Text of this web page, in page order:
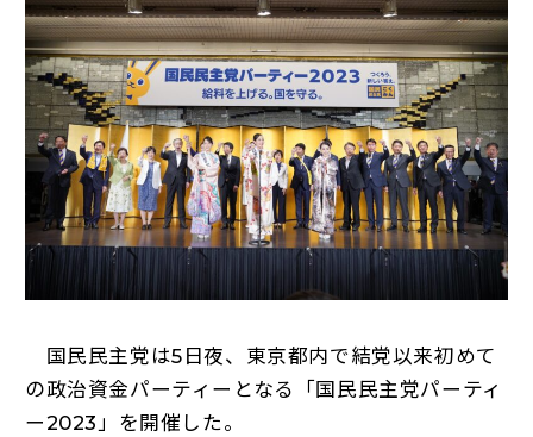
こくみんオンラインスクール（新しいタブで開く）
国民民主党学生部（新しいタブで開く）
二次創作ガイドライン（新しいタブで開く）
プライバシーポリシー
特定商取引法に基づく表記
国民民主党は5日夜、東京都内で結党以来初めて
の政治資金パーティーとなる「国民民主党パーティ
ー2023」を開催した。